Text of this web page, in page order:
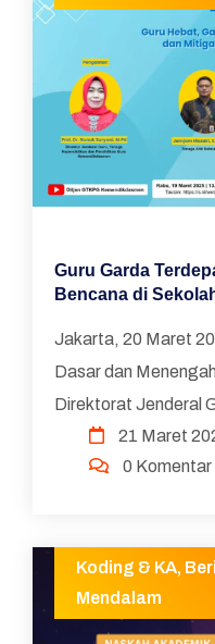
Guru Garda
Bencana di
Jakarta, 20 Maret
Dasar dan
Direktorat Jenderal
dan Pendidikan
sama dengan PLAN
21 Maret
0 Komentar
Koding & KA,
Mendalam